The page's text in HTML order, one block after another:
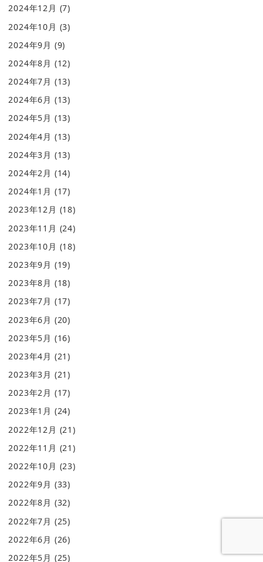
2024年12月 (7)
2024年10月 (3)
2024年9月 (9)
2024年8月 (12)
2024年7月 (13)
2024年6月 (13)
2024年5月 (13)
2024年4月 (13)
2024年3月 (13)
2024年2月 (14)
2024年1月 (17)
2023年12月 (18)
2023年11月 (24)
2023年10月 (18)
2023年9月 (19)
2023年8月 (18)
2023年7月 (17)
2023年6月 (20)
2023年5月 (16)
2023年4月 (21)
2023年3月 (21)
2023年2月 (17)
2023年1月 (24)
2022年12月 (21)
2022年11月 (21)
2022年10月 (23)
2022年9月 (33)
2022年8月 (32)
2022年7月 (25)
2022年6月 (26)
2022年5月 (25)